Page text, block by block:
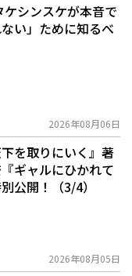
シンスケが本音で
い」ために知るべ
2026年08月06日
を取りにいく』著
ギャルにひかれて
公開！（3/4）
2026年08月05日